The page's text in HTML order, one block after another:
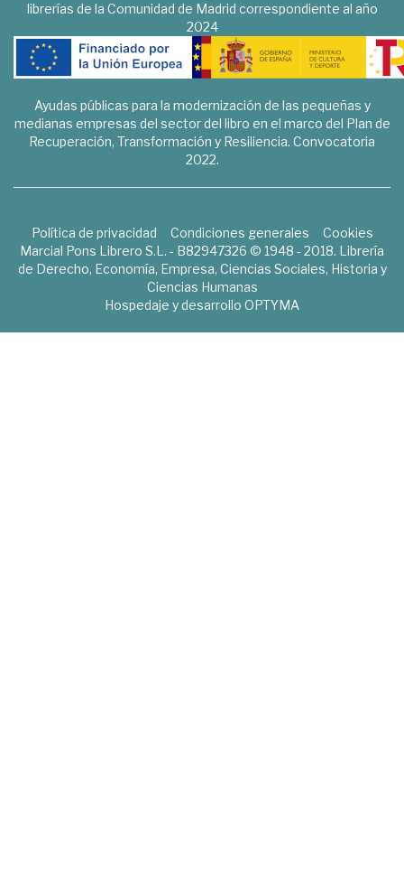
librerías de la Comunidad de Madrid correspondiente al año
2024
Ayudas públicas para la modernización de las pequeñas y
medianas empresas del sector del libro en el marco del Plan de
Recuperación, Transformación y Resiliencia. Convocatoria
2022.
Política de privacidad Condiciones generales
Cookies
Marcial Pons Librero S.L. - B82947326 © 1948 - 2018. Librería
de Derecho, Economía, Empresa, Ciencias Sociales, Historia y
Ciencias Humanas
Hospedaje y desarrollo OPTYMA